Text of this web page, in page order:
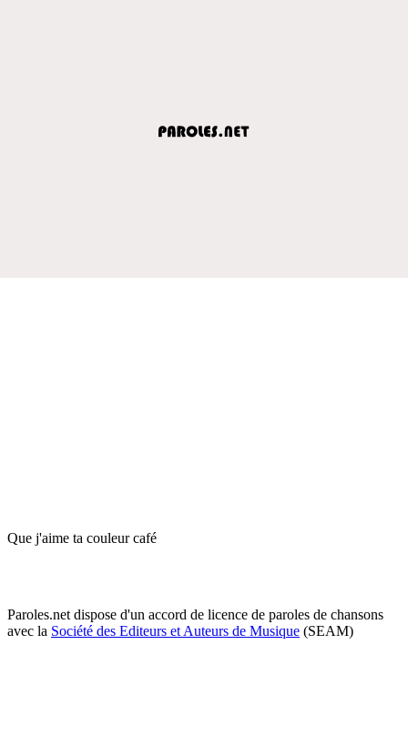
Que j'aime ta couleur café
Paroles.net dispose d'un accord de licence de paroles de chansons
avec la Société des Editeurs et Auteurs de Musique (SEAM)